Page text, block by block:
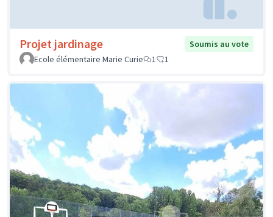
Projet jardinage
Soumis au vote
Ecole élémentaire Marie Curie
1 1